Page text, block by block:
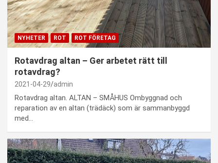
NYHETER ROT ROT FÖRETAG
Rotavdrag altan – Ger arbetet rätt till
rotavdrag?
2021-04-29 admin
Rotavdrag altan. ALTAN – SMÅHUS Ombyggnad och
reparation av en altan (trädäck) som är sammanbyggd
med…